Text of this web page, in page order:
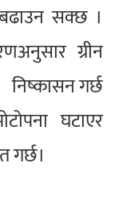
सक्छ ।
ग्रीन
गर्छ
घटाएर
गर्छ।